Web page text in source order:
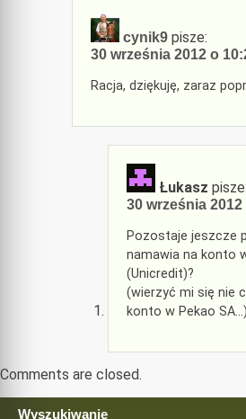
cynik9 pisze:
30 września 2012 o
Racja, dziękuję, zaraz
Łukasz pisze:
30 września 2012
Pozostaje jeszcze
namawia na konto
(Unicredit)?
(wierzyć mi się nie
konto w Pekao SA…)
Comments are closed.
Wyszukiwanie